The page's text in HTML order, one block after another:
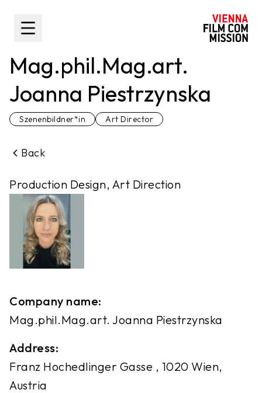
Toggle Sidebar
Mag.phil.Mag.art.
Joanna Piestrzynska
Szenenbildner*in Art Director
Back
Production Design, Art Direction
Company name:
Mag.phil.Mag.art. Joanna Piestrzynska
Address:
Franz Hochedlinger Gasse , 1020 Wien,
Austria